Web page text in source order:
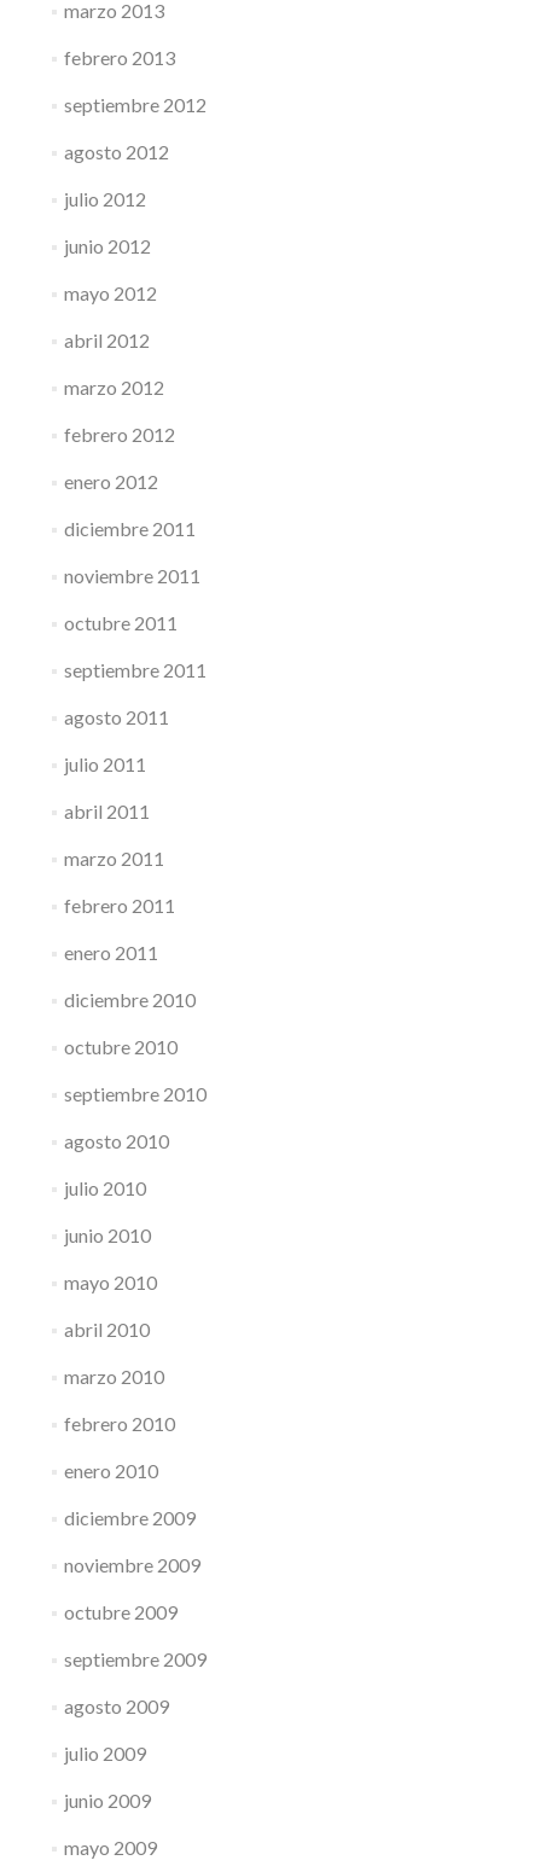
marzo 2013
febrero 2013
septiembre 2012
agosto 2012
julio 2012
junio 2012
mayo 2012
abril 2012
marzo 2012
febrero 2012
enero 2012
diciembre 2011
noviembre 2011
octubre 2011
septiembre 2011
agosto 2011
julio 2011
abril 2011
marzo 2011
febrero 2011
enero 2011
diciembre 2010
octubre 2010
septiembre 2010
agosto 2010
julio 2010
junio 2010
mayo 2010
abril 2010
marzo 2010
febrero 2010
enero 2010
diciembre 2009
noviembre 2009
octubre 2009
septiembre 2009
agosto 2009
julio 2009
junio 2009
mayo 2009